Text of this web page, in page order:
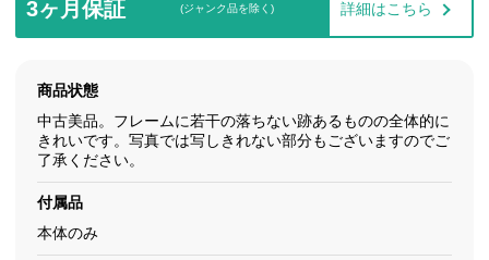
3ヶ月保証 (ジャンク品を除く) 詳細はこちら
商品状態
中古美品。フレームに若干の落ちない跡あるものの全体的に
きれいです。写真では写しきれない部分もございますのでご
了承ください。
付属品
本体のみ